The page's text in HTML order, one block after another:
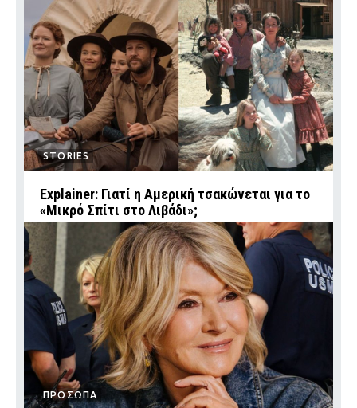
STORIES
Explainer: Γιατί η Αμερική τσακώνεται για το
«Μικρό Σπίτι στο Λιβάδι»;
ΠΡΟΣΩΠΑ